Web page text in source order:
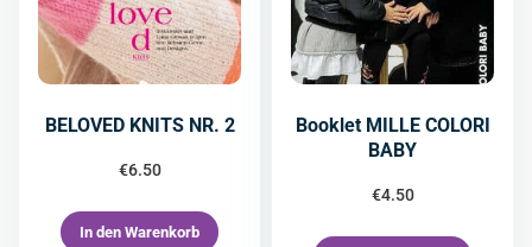
BELOVED KNITS NR. 2
€6.50
In den Warenkorb
Booklet MILLE COLORI
BABY
€4.50